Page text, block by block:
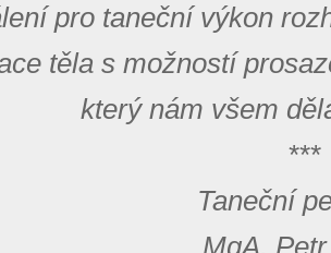
pro taneční výkon
těla s možností
který nám všem
***
Taneční
MgA.